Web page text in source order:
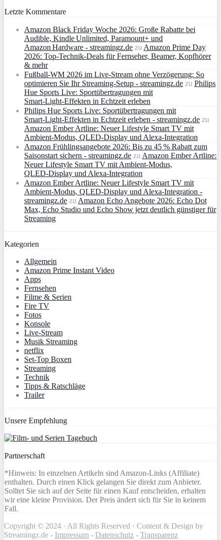
Letzte Kommentare
Amazon Black Friday Woche 2026: Große Rabatte bei
Audible, Kindle Unlimited, Paramount+ und
Amazon Hardware - streamingz.de zu Amazon Prime Day
2026: Top-Technik-Deals für Fernseher, Beamer, Kopfhörer
& mehr
Fußball-WM 2026 im Live-Stream ohne Verzögerung: So
optimieren Sie Ihr Streaming-Setup - streamingz.de zu Philips
Hue Sports Live: Sportübertragungen mit
Smart‑Light‑Effekten in Echtzeit erleben
Philips Hue Sports Live: Sportübertragungen mit
Smart‑Light‑Effekten in Echtzeit erleben - streamingz.de zu
Amazon Ember Artline: Neuer Lifestyle Smart TV mit
Ambient‑Modus, QLED‑Display und Alexa‑Integration
Amazon Frühlingsangebote 2026: Bis zu 45 % Rabatt zum
Saisonstart sichern - streamingz.de zu Amazon Ember Artline:
Neuer Lifestyle Smart TV mit Ambient‑Modus,
QLED‑Display und Alexa‑Integration
Amazon Ember Artline: Neuer Lifestyle Smart TV mit
Ambient‑Modus, QLED‑Display und Alexa‑Integration -
streamingz.de zu Amazon Echo Angebote 2026: Echo Dot
Max, Echo Studio und Echo Show jetzt deutlich günstiger für
Streaming
Kategorien
Allgemein
Amazon Prime Instant Video
Apps
Fernsehen
Filme & Serien
Fire TV
Fotos
Konsole
Live-Stream
Musik Streaming
netflix
Set-Top Boxen
Streaming
Technik
Tipps & Ratschläge
Trailer
Unsere Empfehlung
Partnerschaft
*Hinweis: In einzelnen Artikeln sind Amazon-Links (Affiliate)
enthalten. Durch einen Klick gelangen Sie direkt zum Anbieter.
Solltet Sie sich auf der Seite für einen Kauf entscheiden, erhalten
wir eine kleine Provision. Der Preis ändert sich für Sie in keinem
Fall.
Copyright © 2024 · All Rights Reserved · Content & Design by
Streamingz.de - Impressum - Datenschutz - Transparenz